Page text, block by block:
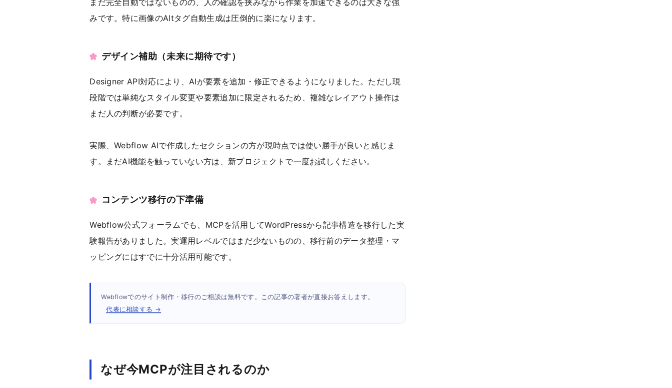
みです。特に画像のAltタグ自動生成は圧倒的に楽になります。
デザイン補助（未来に期待です）
Designer API対応により、AIが要素を追加・修正できるようになりました。ただし現
段階では単純なスタイル変更や要素追加に限定されるため、複雑なレイアウト操作は
まだ人の判断が必要です。
実際、Webflow AIで作成したセクションの方が現時点では使い勝手が良いと感じま
す。まだAI機能を触っていない方は、新プロジェクトで一度お試しください。
コンテンツ移行の下準備
Webflow公式フォーラムでも、MCPを活用してWordPressから記事構造を移行した実
験報告がありました。実運用レベルではまだ少ないものの、移行前のデータ整理・マ
ッピングにはすでに十分活用可能です。
Webflowでのサイト制作・移行のご相談は無料です。この記事の著者が直接お答えします。
代表に相談する →
なぜ今MCPが注目されるのか